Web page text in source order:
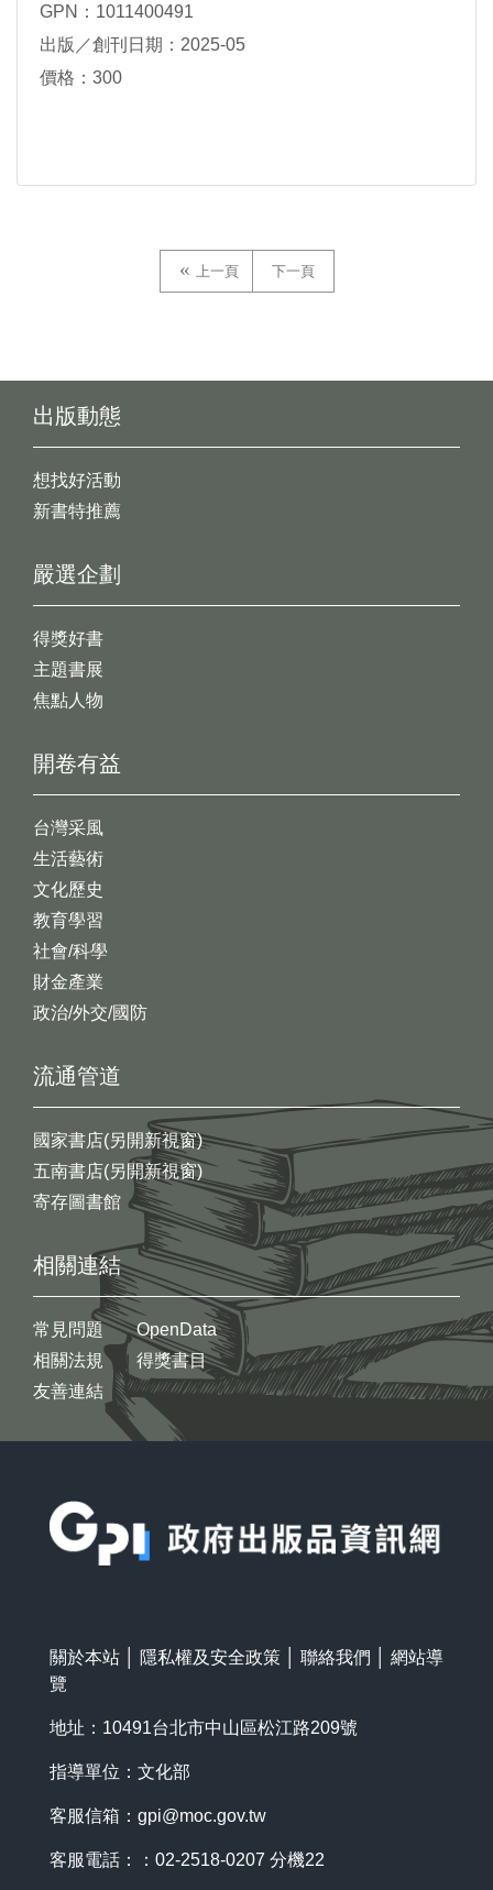
GPN：1011400491
出版／創刊日期：2025-05
價格：300
上一頁 下一頁
出版動態
想找好活動
新書特推薦
開卷有益
台灣采風
生活藝術
文化歷史
教育學習
社會/科學
財金產業
政治/外交/國防
嚴選企劃
得獎好書
主題書展
焦點人物
流通管道
國家書店(另開新視窗)
五南書店(另開新視窗)
寄存圖書館
相關連結
常見問題
相關法規
友善連結
OpenData
得獎書目
關於本站 隱私權及安全政策 聯絡我們
網站導
覽
地址：10491台北市中山區松江路209號
指導單位：文化部
客服信箱： gpi@moc.gov.tw
客服電話：：02-2518-0207 分機22